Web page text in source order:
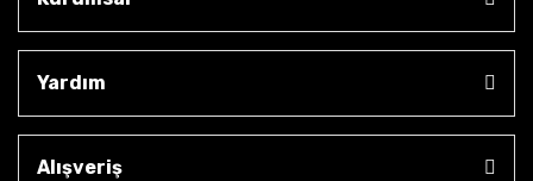
Yardım
Alışveriş